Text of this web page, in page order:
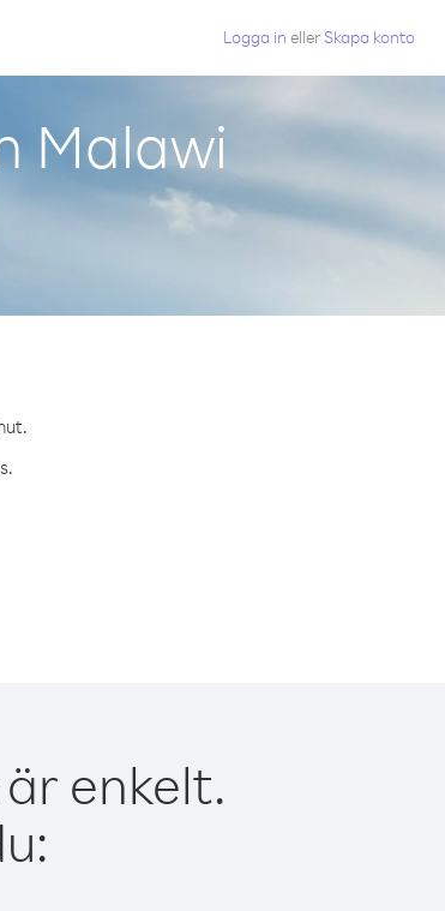
Logga in eller Skapa konto
Malawi
enkelt.